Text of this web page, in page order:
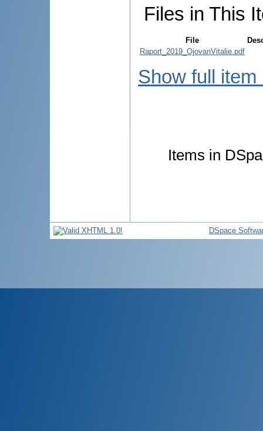
Files in This
File
Raport_2019_OjovanVitalie.pdf
Show full item
Items in
DSpace